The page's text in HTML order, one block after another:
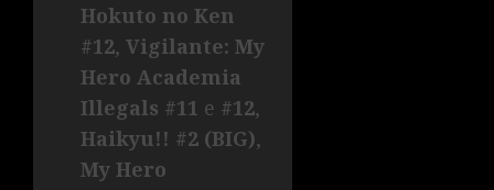
Hokuto no Ken
#12, Vigilante: My
Hero Academia
Illegals #11 e #12,
Haikyu!! #2 (BIG),
My Hero